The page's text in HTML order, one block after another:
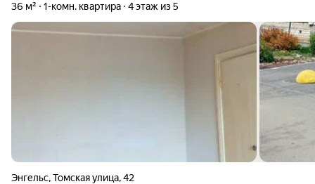
36 м² 1-комн. квартира 4 этаж из 5
Энгельс,Томская улица,42